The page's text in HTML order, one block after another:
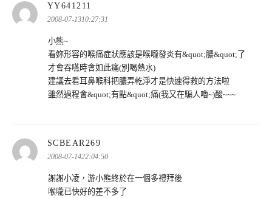
YY641211
示:
2008-07-1310:27:31
小熊~
看妳形容的喉痛症狀應該是喉嚨發炎有&quot;膿&quot;了
才會吞嚥時會如此痛(別喝熱水)
建議去看耳鼻喉科把膿弄乾淨才是快速得救的方法啦
雖然過程會&quot;有點&quot;痛(我又在騙人嚕~)酸~~~
SCBEAR269
示:
2008-07-1422:04:50
謝謝小凌，游小熊終於在一個多禮拜後
喉嚨已快好的差不多了